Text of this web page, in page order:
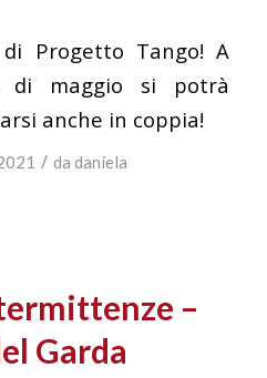
Progetto Tango! A
di maggio si potrà
anche in coppia!
/ da daniela
–
Garda